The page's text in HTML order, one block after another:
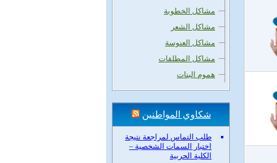
مشاكل الخطوبة
مشاكل الشعر
مشاكل العنوسة
مشاكل المطلقات
هموم البنات
شكاوي المواطنين
طلب التماس لمراجعة نتيجة
اختبار السمات الشخصية –
الكلية الحربية